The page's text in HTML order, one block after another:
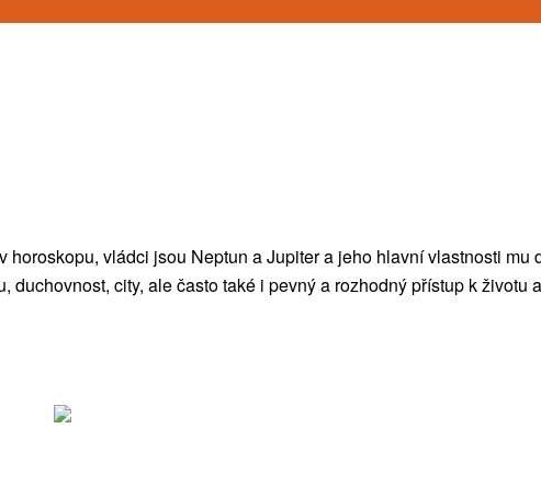
vládci jsou Neptun a Jupiter a jeho hlavní vlastnosti mu
city, ale často také i pevný a rozhodný přístup k životu